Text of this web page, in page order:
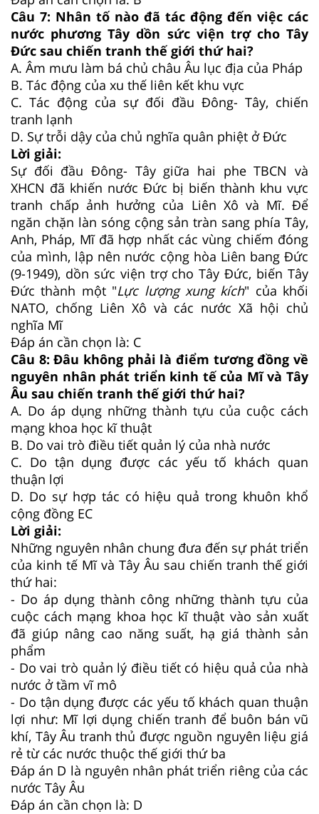
Câu 7: Nhân tố nào đã tác động đến việc các
nước phương Tây dồn sức viện trợ cho Tây
Đức sau chiến tranh thế giới thứ hai?
A. Âm mưu làm bá chủ châu Âu lục địa của Pháp
B. Tác động của xu thế liên kết khu vực
C. Tác động của sự đối đầu Đông- Tây, chiến
tranh lạnh
D. Sự trỗi dậy của chủ nghĩa quân phiệt ở Đức
Lời giải:
Sự đối đầu Đông- Tây giữa hai phe TBCN và
XHCN đã khiến nước Đức bị biến thành khu vực
tranh chấp ảnh hưởng của Liên Xô và Mĩ. Để
ngăn chặn làn sóng cộng sản tràn sang phía Tây,
Anh, Pháp, Mĩ đã hợp nhất các vùng chiếm đóng
của mình, lập nên nước cộng hòa Liên bang Đức
(9-1949), dồn sức viện trợ cho Tây Đức, biến Tây
Đức thành một "Lực lượng xung kích" của khối
NATO, chống Liên Xô và các nước Xã hội chủ
nghĩa Mĩ
Đáp án cần chọn là: C
Câu 8:Đâu không phải là điểm tương đồng về
nguyên nhân phát triển kinh tế của Mĩ và Tây
Âu sau chiến tranh thế giới thứ hai?
A. Do áp dụng những thành tựu của cuộc cách
mạng khoa học kĩ thuật
B. Do vai trò điều tiết quản lý của nhà nước
C. Do tận dụng được các yếu tố khách quan
thuận lợi
D. Do sự hợp tác có hiệu quả trong khuôn khổ
cộng đồng EC
Lời giải:
Những nguyên nhân chung đưa đến sự phát triển
của kinh tế Mĩ và Tây Âu sau chiến tranh thế giới
thứ hai:
- Do áp dụng thành công những thành tựu của
cuộc cách mạng khoa học kĩ thuật vào sản xuất
đã giúp nâng cao năng suất, hạ giá thành sản
phẩm
- Do vai trò quản lý điều tiết có hiệu quả của nhà
nước ở tầm vĩ mô
- Do tận dụng được các yếu tố khách quan thuận
lợi như: Mĩ lợi dụng chiến tranh để buôn bán vũ
khí, Tây Âu tranh thủ được nguồn nguyên liệu giá
rẻ từ các nước thuộc thế giới thứ ba
Đáp án D là nguyên nhân phát triển riêng của các
nước Tây Âu
Đáp án cần chọn là: D